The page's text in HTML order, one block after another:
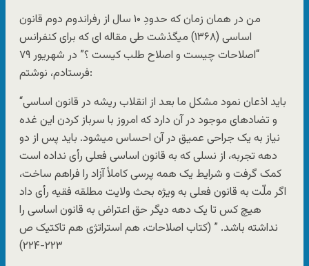
من در همان زمان که حدودِ ۱۰ سال از رفراندوم دوم قانون
اساسی (۱۳۶۸) میگذشت طی مقاله ای که برای کنفرانس
“اصلاحات چیست و اصلاح طلب کیست ؟” در شهریور ۷۹
فرستادم، نوشتم:
“باید اذعان نمود مشکل ما بعد از انقلاب ریشه در قانون اساسی
و تضادهای موجود در آن دارد که امروز با سرباز کردن این غده
نیاز به یک جراحی عمیق در آن احساس میشود. باید پس از دو
دهه تجربه، از نسلی که به قانون اساسی فعلی رأی نداده است
کمک گرفت و شرایط یک همه پرسی کاملاً آزاد را فراهم ساخت،
اگر ملّت به قانون فعلی به ویژه بحث ولایت مطلقه فقیه رأی داد
هیچ کس تا یک دهه دیگر حق اعتراض به قانون اساسی را
نداشته باشد. ” (کتاب اصلاحات، هم استراتژی هم تاکتیک ص
۲۲۳-۲۲۴)